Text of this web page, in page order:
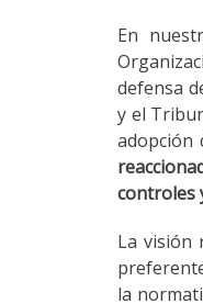
En
defensa
y el
adopción
controles
La visión
la